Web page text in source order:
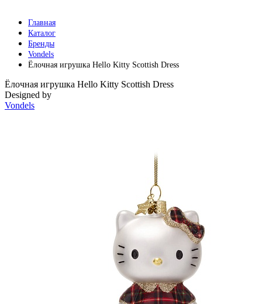
Главная
Каталог
Бренды
Vondels
Ёлочная игрушка Hello Kitty Scottish Dress
Ёлочная игрушка Hello Kitty Scottish Dress
Designed by
Vondels